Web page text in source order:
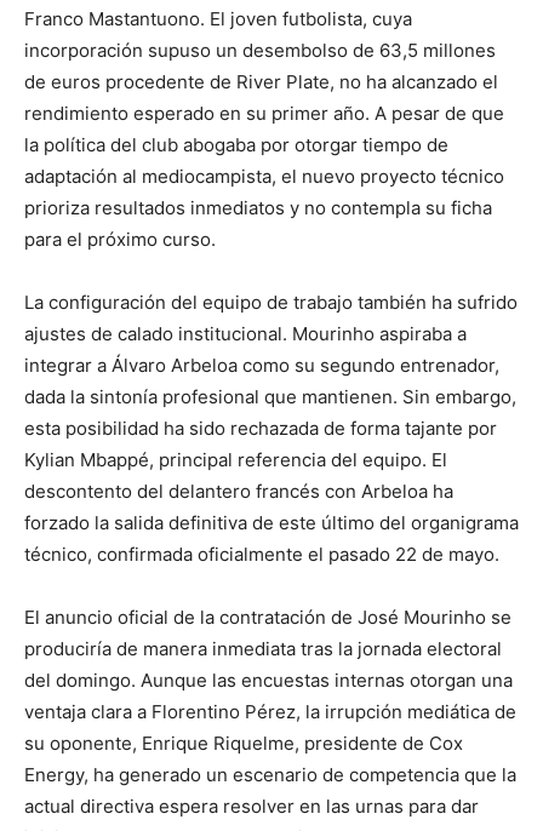
Franco Mastantuono. El joven futbolista, cuya
incorporación supuso un desembolso de 63,5 millones
de euros procedente de River Plate, no ha alcanzado el
rendimiento esperado en su primer año. A pesar de que
la política del club abogaba por otorgar tiempo de
adaptación al mediocampista, el nuevo proyecto técnico
prioriza resultados inmediatos y no contempla su ficha
para el próximo curso.
La configuración del equipo de trabajo también ha sufrido
ajustes de calado institucional. Mourinho aspiraba a
integrar a Álvaro Arbeloa como su segundo entrenador,
dada la sintonía profesional que mantienen. Sin embargo,
esta posibilidad ha sido rechazada de forma tajante por
Kylian Mbappé, principal referencia del equipo. El
descontento del delantero francés con Arbeloa ha
forzado la salida definitiva de este último del organigrama
técnico, confirmada oficialmente el pasado 22 de mayo.
El anuncio oficial de la contratación de José Mourinho se
produciría de manera inmediata tras la jornada electoral
del domingo. Aunque las encuestas internas otorgan una
ventaja clara a Florentino Pérez, la irrupción mediática de
su oponente, Enrique Riquelme, presidente de Cox
Energy, ha generado un escenario de competencia que la
actual directiva espera resolver en las urnas para dar